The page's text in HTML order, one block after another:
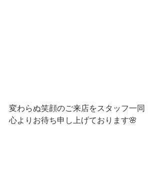
変わらぬ笑顔のご来店をスタッフ一同
心よりお待ち申し上げております🌸